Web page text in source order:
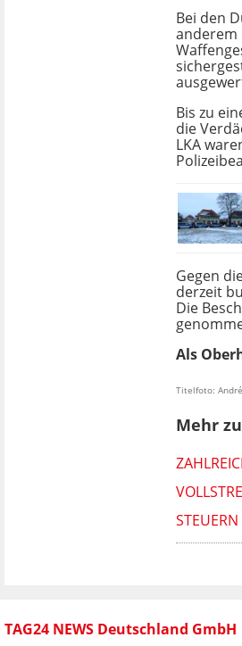
Bei den
anderem
Bis zu
die
LKA
Gegen
derzeit
Die
Als
Titelfoto:
Mehr
TAG24 NEWS Deutschland GmbH